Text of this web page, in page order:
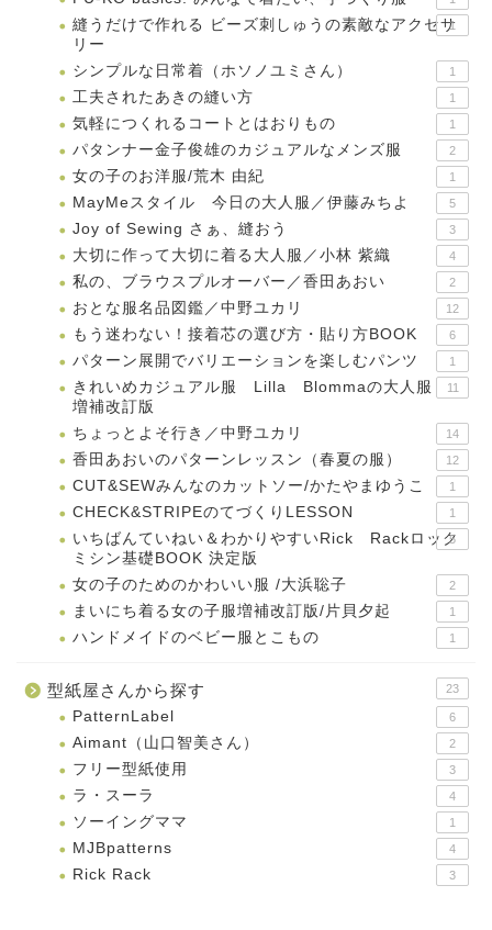
縫うだけで作れる ビーズ刺しゅうの素敵なアクセサ
リー
1
シンプルな日常着（ホソノユミさん） 1
工夫されたあきの縫い方 1
気軽につくれるコートとはおりもの 1
パタンナー金子俊雄のカジュアルなメンズ服 2
女の子のお洋服/荒木 由紀 1
MayMeスタイル 今日の大人服／伊藤みちよ 5
Joy of Sewing さぁ、縫おう 3
大切に作って大切に着る大人服／小林 紫織 4
私の、ブラウスプルオーバー／香田あおい 2
おとな服名品図鑑／中野ユカリ 12
もう迷わない！接着芯の選び方・貼り方BOOK 6
パターン展開でバリエーションを楽しむパンツ 1
きれいめカジュアル服 Lilla Blommaの大人服
増補改訂版
11
ちょっとよそ行き／中野ユカリ 14
香田あおいのパターンレッスン（春夏の服） 12
CUT&SEWみんなのカットソー/かたやまゆうこ 1
CHECK&STRIPEのてづくりLESSON 1
いちばんていねい＆わかりやすいRick Rackロック
ミシン基礎BOOK 決定版
5
女の子のためのかわいい服 /大浜聡子 2
まいにち着る女の子服増補改訂版/片貝夕起 1
ハンドメイドのベビー服とこもの 1
型紙屋さんから探す 23
PatternLabel 6
Aimant（山口智美さん） 2
フリー型紙使用 3
ラ・スーラ 4
ソーイングママ 1
MJBpatterns 4
Rick Rack 3